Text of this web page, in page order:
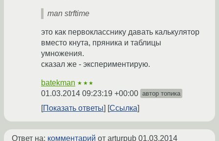
man strftime
это как первокласснику давать калькулятор
вместо кнута, пряника и таблицы
умножения.
сказал же - экспериментирую.
batekman ★★★
01.03.2014 09:23:19 +00:00 автор топика
Показать ответы Ссылка
Ответ на: комментарий от arturpub 01.03.2014